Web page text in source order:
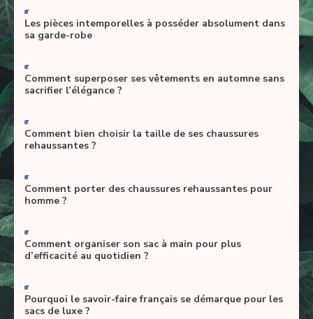
-
Les pièces intemporelles à posséder absolument dans
sa garde-robe
-
Comment superposer ses vêtements en automne sans
sacrifier l’élégance ?
-
Comment bien choisir la taille de ses chaussures
rehaussantes ?
-
Comment porter des chaussures rehaussantes pour
homme ?
-
Comment organiser son sac à main pour plus
d’efficacité au quotidien ?
-
Pourquoi le savoir-faire français se démarque pour les
sacs de luxe ?